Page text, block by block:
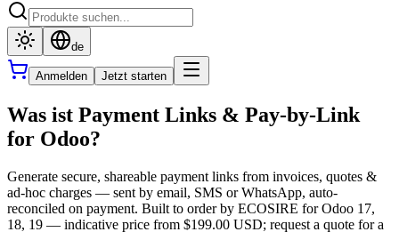
de
Anmelden Jetzt starten
Was ist Payment Links & Pay-by-Link
for Odoo?
Generate secure, shareable payment links from invoices, quotes &
ad-hoc charges — sent by email, SMS or WhatsApp, auto-
reconciled on payment. Built to order by ECOSIRE for Odoo 17,
18, 19 — indicative price from $199.00 USD; request a quote for a